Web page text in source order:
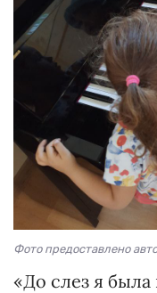
Фото предоставлено
«До слез я